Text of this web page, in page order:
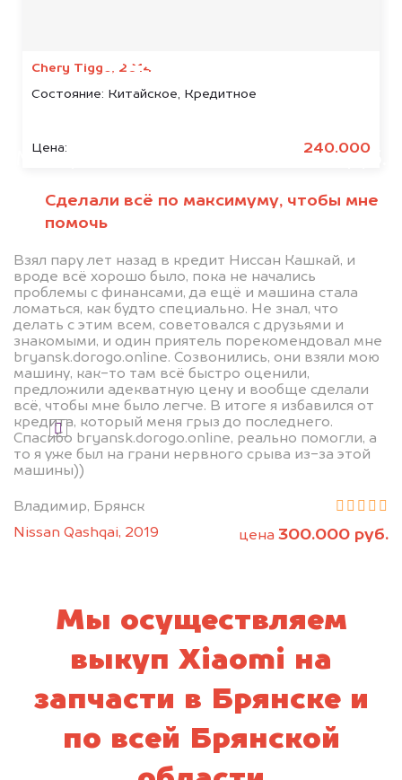
Chery Tiggo, 2014
Состояние: Китайское, Кредитное
Цена: 240.000
Сделали всё по максимуму, чтобы мне
помочь
Взял пару лет назад в кредит Ниссан Кашкай, и
вроде всё хорошо было, пока не начались
проблемы с финансами, да ещё и машина стала
ломаться, как будто специально. Не знал, что
делать с этим всем, советовался с друзьями и
знакомыми, и один приятель порекомендовал мне
bryansk.dorogo.online. Созвонились, они взяли мою
машину, как-то там всё быстро оценили,
предложили адекватную цену и вообще сделали
всё, чтобы мне было легче. В итоге я избавился от
кредита, который меня грыз до последнего.
Спасибо bryansk.dorogo.online, реально помогли, а
то я уже был на грани нервного срыва из-за этой
машины))
Владимир, Брянск
Nissan Qashqai, 2019
цена 300.000 руб.
БЕСПЛАТНО
Узнайте стоимость автомобиля
Мы купим ваше авто на 20.000 руб.
автоаукционах.
Узнать стоимость
Я даю согласие на обработку своих
персональных данных и соглашаюсь с
политикой конфиденциальности
Мы осуществляем
выкуп Xiaomi на
запчасти в Брянске и
по всей Брянской